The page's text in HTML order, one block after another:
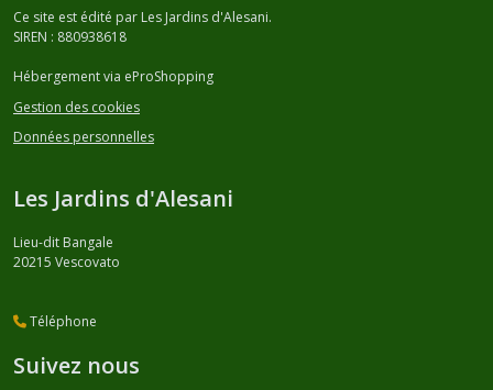
Ce site est édité par Les Jardins d'Alesani.
SIREN : 880938618
Hébergement via eProShopping
Gestion des cookies
Données personnelles
Les Jardins d'Alesani
Lieu-dit Bangale
20215 Vescovato
Téléphone
Suivez nous